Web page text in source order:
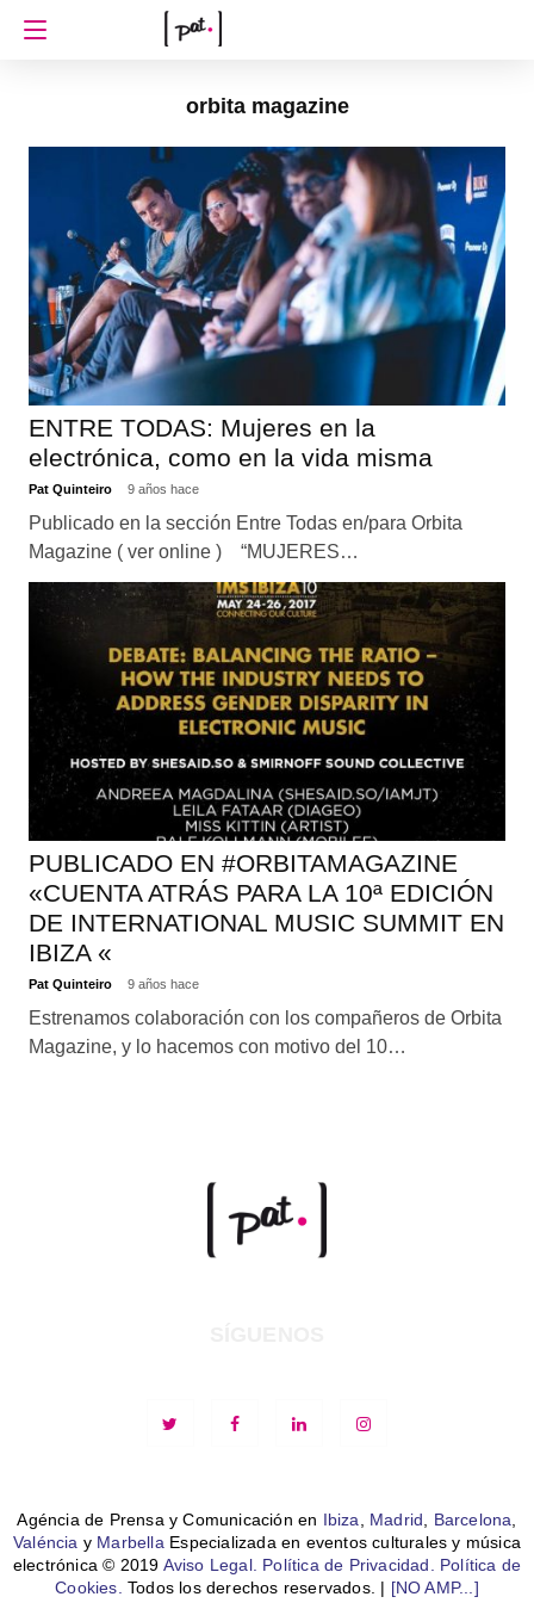
orbita magazine
ENTRE TODAS: Mujeres en la
electrónica, como en la vida misma
Pat Quinteiro 9 años hace
Publicado en la sección Entre Todas en/para Orbita
Magazine ( ver online ) “MUJERES…
PUBLICADO EN #ORBITAMAGAZINE
«CUENTA ATRÁS PARA LA 10ª EDICIÓN
DE INTERNATIONAL MUSIC SUMMIT EN
IBIZA «
Pat Quinteiro 9 años hace
Estrenamos colaboración con los compañeros de Orbita
Magazine, y lo hacemos con motivo del 10…
Agéncia de Prensa y Comunicación en Ibiza Madrid Barcelona
Valéncia y Marbella Especializada en eventos culturales y música
electrónica © 2019 Aviso Legal. Política de Privacidad.
Política de
Cookies. Todos los derechos reservados. | [NO AMP...]